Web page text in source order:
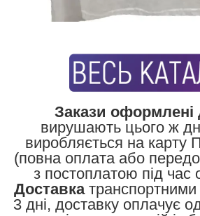
Закази оформлені
вирушають цього ж
виробляється на карту
(повна оплата або
з постоплатою під час
Доставкатранспортними
3 дні, доставку оплачує